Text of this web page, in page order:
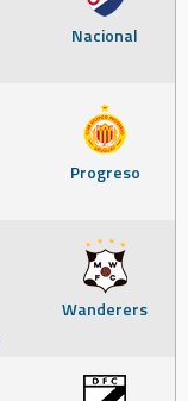
Nacional
Progreso
Wanderers